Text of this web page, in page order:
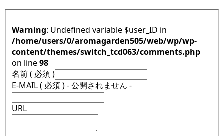
Warning : Undefined variable $user_ID in
/home/users/0/aromagarden505/web/wp/wp-
content/themes/switch_tcd063/comments.php
on line98
名前 ( 必須 )
E-MAIL ( 必須 ) - 公開されません -
URL